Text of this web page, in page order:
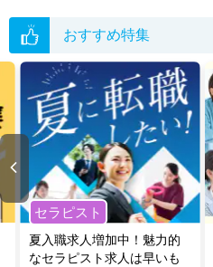
おすすめ特集
セラピスト
夏入職求人増加中！魅力的
なセラピスト求人は早いも